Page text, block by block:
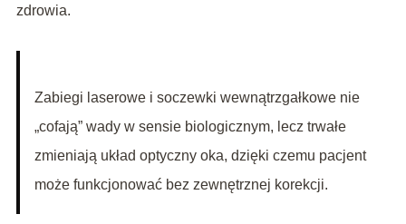
zdrowia.
Zabiegi laserowe i soczewki wewnątrzgałkowe nie
„cofają” wady w sensie biologicznym, lecz trwałe
zmieniają układ optyczny oka, dzięki czemu pacjent
może funkcjonować bez zewnętrznej korekcji.